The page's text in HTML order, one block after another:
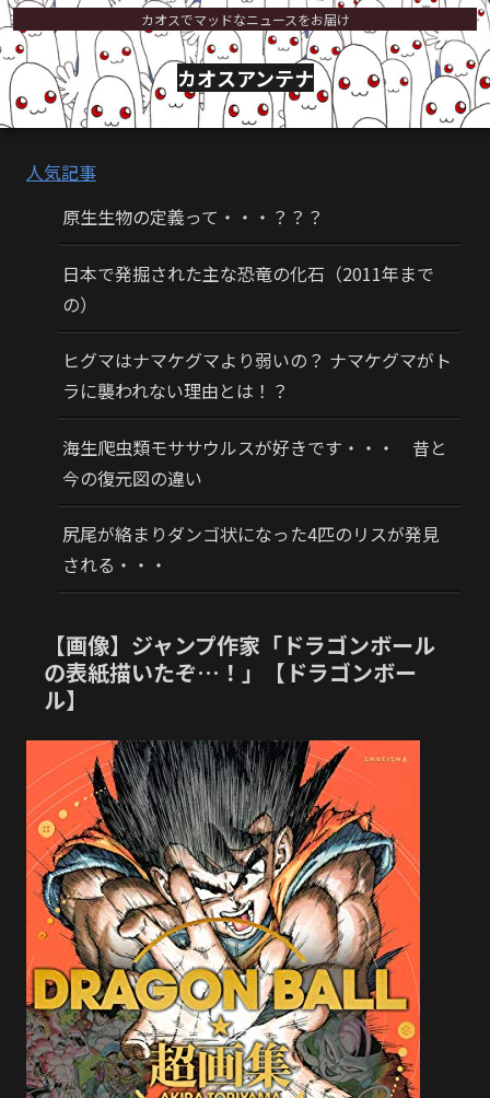
カオスでマッドなニュースをお届け
カオスアンテナ
人気記事
原生生物の定義って・・・？？？
日本で発掘された主な恐竜の化石（2011年まで
の）
ヒグマはナマケグマより弱いの？ ナマケグマがト
ラに襲われない理由とは！？
海生爬虫類モササウルスが好きです・・・ 昔と
今の復元図の違い
尻尾が絡まりダンゴ状になった4匹のリスが発見
される・・・
【画像】ジャンプ作家「ドラゴンボール
の表紙描いたぞ…！」【ドラゴンボー
ル】